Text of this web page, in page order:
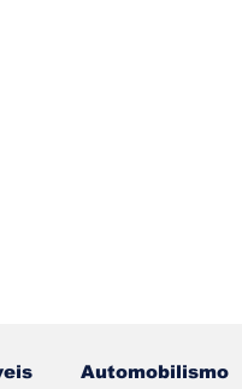
Automobilismo